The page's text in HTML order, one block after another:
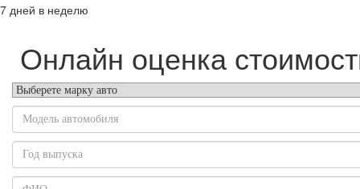
7 дней в неделю
Онлайн оценка